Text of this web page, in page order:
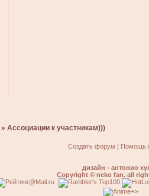
»Ассоциации к участникам)))
Создать форум | Помощь
дизайн - антонио
Copyright © neko fan. all
>